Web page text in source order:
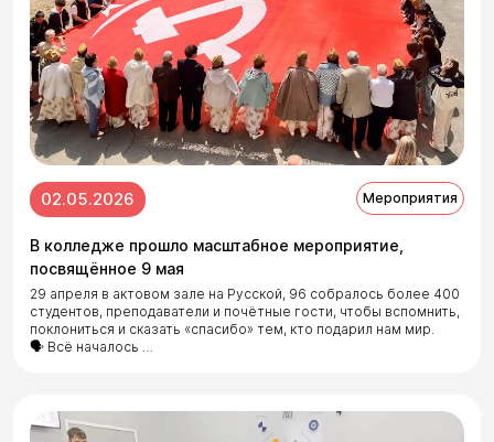
Мероприятия
02.05.2026
В колледже прошло масштабное мероприятие,
посвящённое 9 мая
29 апреля в актовом зале на Русской, 96 собралось более 400
студентов, преподаватели и почётные гости, чтобы вспомнить,
поклониться и сказать «спасибо» тем, кто подарил нам мир.
🗣 Всё началось …